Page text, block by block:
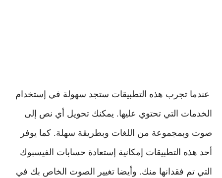
عندما تجرب هذه التطبيقات ستجد سهولة في إستخدام
الخدمات التي تحتوي عليها. يمكنك تحويل أي نص إلى
صوت وبمجموعة من اللغات وبطريقة سهلة. كما يوفر
أحد هذه التطبيقات إمكانية إستعادة حسابات الفيسبوك
التي تم فقدانها منك. وأيضا تغيير الصوت الخاص بك في